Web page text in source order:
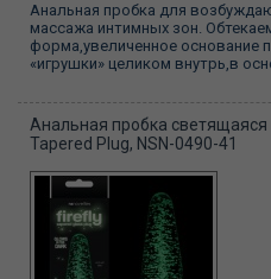
Анальная пробка для
массажа интимных зон.
форма,увеличенное основание
«игрушки» целиком внутрь,в
Анальная пробка светящаяся
Tapered Plug, NSN-0490-41